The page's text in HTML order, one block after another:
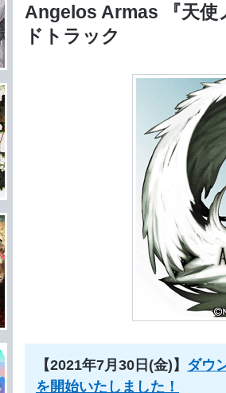
Angelos Armas 『天使
ドトラック
【2021年7月30日(金)】 ダウ
を開始いたしました！